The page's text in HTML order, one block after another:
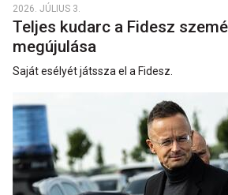
2026. JÚLIUS 3.
Teljes kudarc a Fidesz
megújulása
Saját esélyét játssza el a Fidesz.